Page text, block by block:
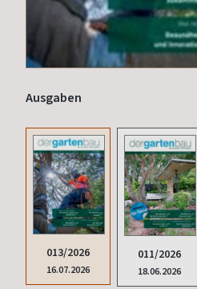
Ausgaben
013/2026
16.07.2026
011/2026
18.06.2026